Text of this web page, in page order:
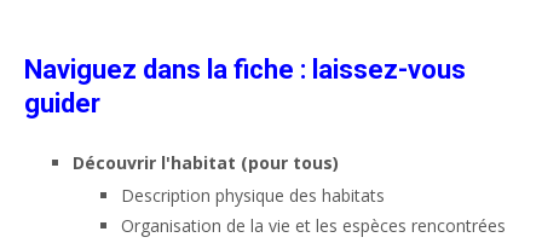
Naviguez dans la fiche : laissez-vous
guider
Découvrir l'habitat (pour tous)
Description physique des habitats
Organisation de la vie et les espèces rencontrées